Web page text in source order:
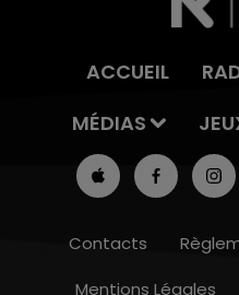
ACCUEIL
MÉDIAS
Contacts
Mentions Légales